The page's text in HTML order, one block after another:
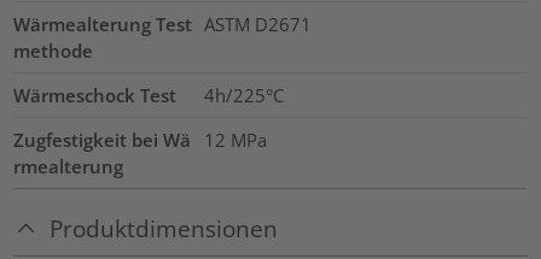
Wärmealterung Test
methode
ASTM D2671
Wärmeschock Test
4h/225°C
Zugfestigkeit bei Wä
rmealterung
12 MPa
Produktdimensionen